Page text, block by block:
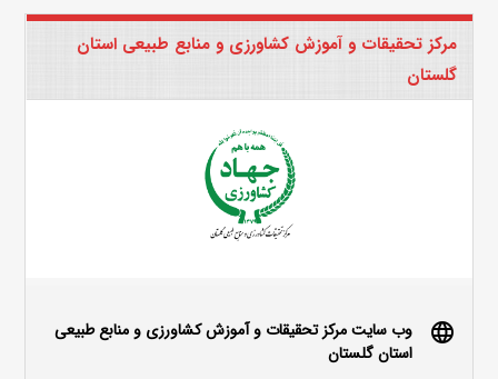
مرکز تحقیقات و آموزش کشاورزی و منابع طبیعی استان
گلستان
language
وب سایت مرکز تحقیقات و آموزش کشاورزی و منابع طبیعی
استان گلستان